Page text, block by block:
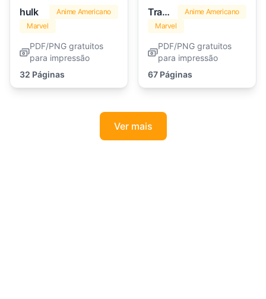
hulk
Anime Americano
Marvel
PDF/PNG gratuitos
para impressão
32 Páginas
Transformers
Anime Americano
Marvel
PDF/PNG gratuitos
para impressão
67 Páginas
Ver mais